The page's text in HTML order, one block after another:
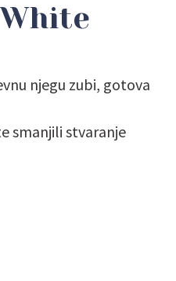
njegu zubi, gotova
smanjili stvaranje